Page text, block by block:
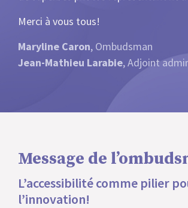
Merci à vous tous!
Maryline Caron, Ombudsman
Jean-Mathieu Larabie, Adjoint
Message de
L’accessibilité comme pilier
l’innovation!